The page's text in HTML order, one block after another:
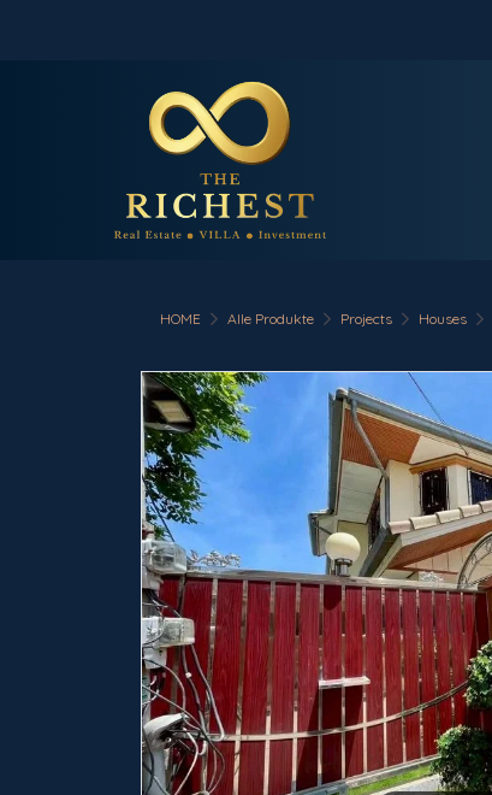
HOME Alle Produkte Projects Houses